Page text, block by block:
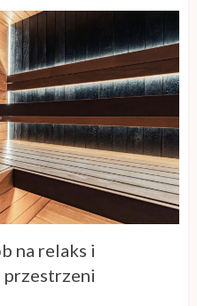
na relaks i
przestrzeni